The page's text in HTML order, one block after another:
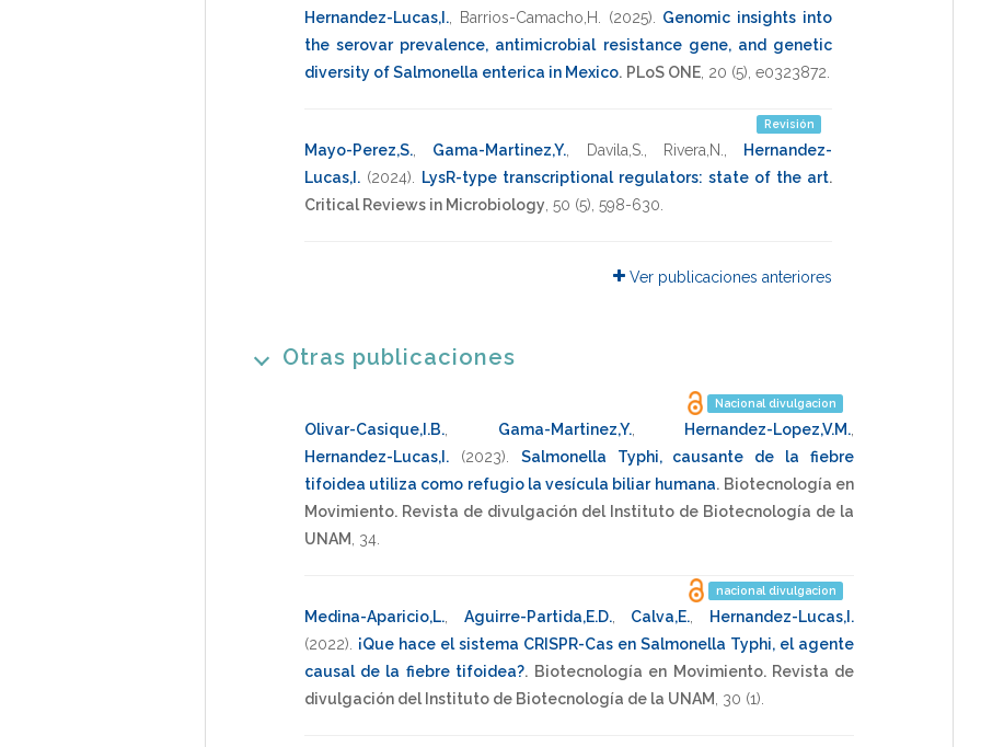
Hernandez-Lucas,I.
Barrios-Camacho,H. (2025)
Genomic insights into
the serovar prevalence, antimicrobial resistance gene, and genetic
diversity of Salmonella enterica in Mexico. PLoS ONE 20 (5), e0323872
Revisión
Mayo-Perez,S. Gama-Martinez,Y. Davila,S. Rivera,N.
Hernandez-
Lucas,I. (2024) LysR-type transcriptional regulators: state of the art.
Critical Reviews in Microbiology 50 (5), 598-630
Ver publicaciones anteriores
Otras publicaciones
Nacional divulgacion
Olivar-Casique,I.B. Gama-Martinez,Y., Hernandez-Lopez,V.M.
Hernandez-Lucas,I.
(2023)
Salmonella Typhi, causante de la fiebre
tifoidea utiliza como refugio la vesícula biliar humana. Biotecnología en
Movimiento. Revista de divulgación del Instituto de Biotecnología de la
UNAM
34
nacional divulgacion
Medina-Aparicio,L. Aguirre-Partida,E.D., Calva,E.
Hernandez-Lucas,I.
(2022)
¡Que hace el sistema CRISPR-Cas en Salmonella Typhi, el agente
causal de la fiebre tifoidea?. Biotecnología en Movimiento. Revista de
divulgación del Instituto de Biotecnología de la UNAM
30 (1).